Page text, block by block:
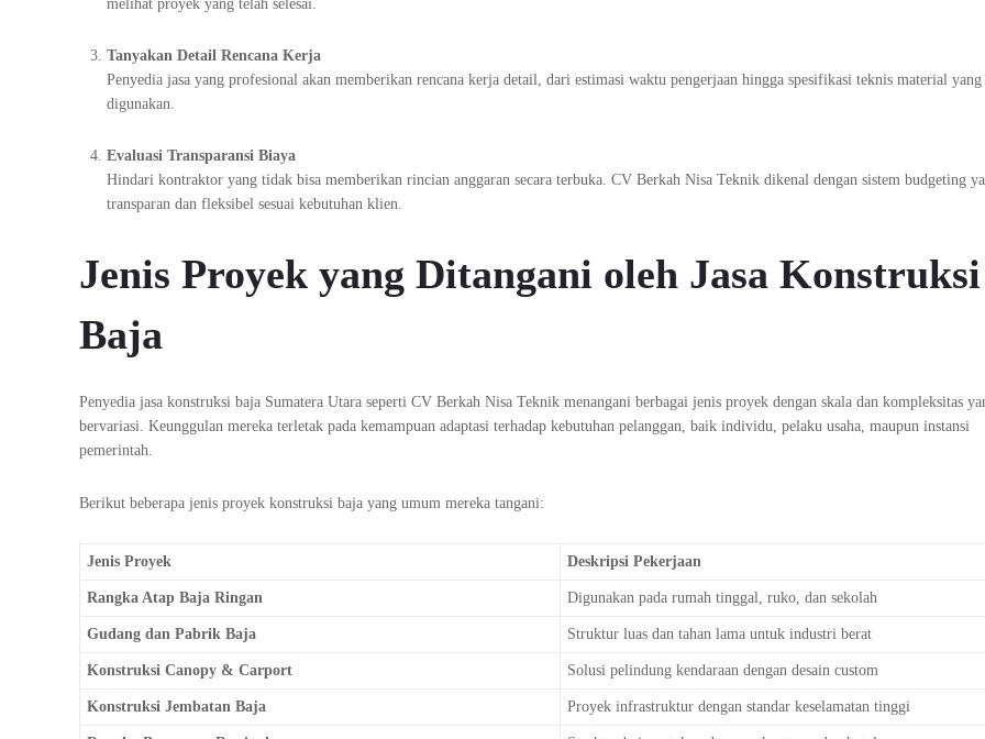
melihat proyek yang telah selesai.
Tanyakan Detail Rencana Kerja
Penyedia jasa yang profesional akan memberikan rencana kerja detail, dari estimasi waktu pengerjaan hingga spesifikasi teknis material yang
digunakan.
Evaluasi Transparansi Biaya
Hindari kontraktor yang tidak bisa memberikan rincian anggaran secara terbuka. CV Berkah Nisa Teknik dikenal dengan sistem budgeting
transparan dan fleksibel sesuai kebutuhan klien.
Jenis Proyek yang Ditangani oleh Jasa Konstruksi
Baja
Penyedia jasa konstruksi baja Sumatera Utara seperti CV Berkah Nisa Teknik menangani berbagai jenis proyek dengan skala dan kompleksitas
bervariasi. Keunggulan mereka terletak pada kemampuan adaptasi terhadap kebutuhan pelanggan, baik individu, pelaku usaha, maupun instansi
pemerintah.
Berikut beberapa jenis proyek konstruksi baja yang umum mereka tangani:
Jenis Proyek Deskripsi Pekerjaan
Rangka Atap Baja Ringan Digunakan pada rumah tinggal, ruko, dan sekolah
Gudang dan Pabrik Baja Struktur luas dan tahan lama untuk industri berat
Konstruksi Canopy & Carport Solusi pelindung kendaraan dengan desain custom
Konstruksi Jembatan Baja Proyek infrastruktur dengan standar keselamatan tinggi